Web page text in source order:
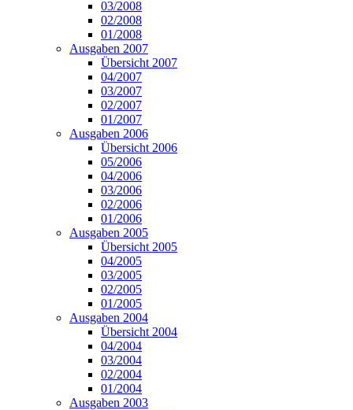
03/2008
02/2008
01/2008
Ausgaben 2007
Übersicht 2007
04/2007
03/2007
02/2007
01/2007
Ausgaben 2006
Übersicht 2006
05/2006
04/2006
03/2006
02/2006
01/2006
Ausgaben 2005
Übersicht 2005
04/2005
03/2005
02/2005
01/2005
Ausgaben 2004
Übersicht 2004
04/2004
03/2004
02/2004
01/2004
Ausgaben 2003